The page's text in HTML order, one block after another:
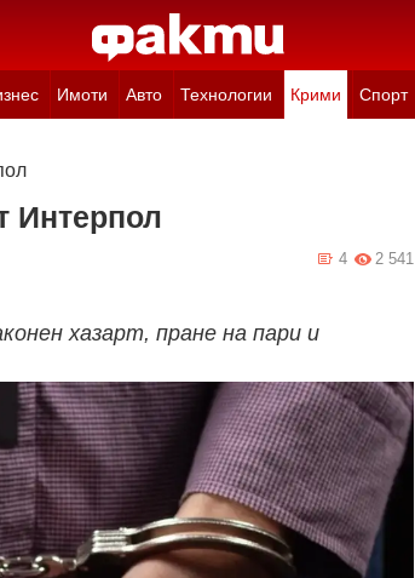
Имоти Авто Технологии Крими Спорт
Интерпол
2 541
4
хазарт, пране на пари и